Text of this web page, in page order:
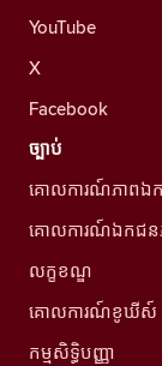
YouTube
X
Facebook
ច្បាប់
គោលការណ៍ភាពឯ
គោលការណ៍ឯកជនភ
លក្ខខណ្ឌ
គោលការណ៍ខូឃីស៍
កម្មសិទ្ធិបញ្ញា